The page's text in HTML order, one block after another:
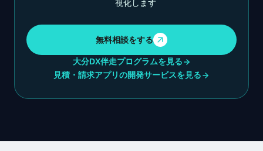
視化します
無料相談をする
大分DX伴走プログラムを見る
見積・請求アプリの開発サービスを見る